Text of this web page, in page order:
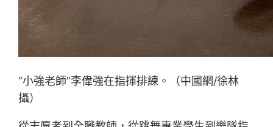
“小強老師”李偉強在指揮排練。（中國網/徐林
攝）